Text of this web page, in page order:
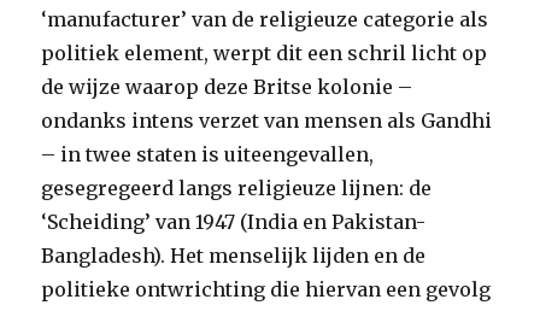
‘manufacturer’ van de religieuze categorie als
politiek element, werpt dit een schril licht op
de wijze waarop deze Britse kolonie –
ondanks intens verzet van mensen als Gandhi
– in twee staten is uiteengevallen,
gesegregeerd langs religieuze lijnen: de
‘Scheiding’ van 1947 (India en Pakistan-
Bangladesh). Het menselijk lijden en de
politieke ontwrichting die hiervan een gevolg